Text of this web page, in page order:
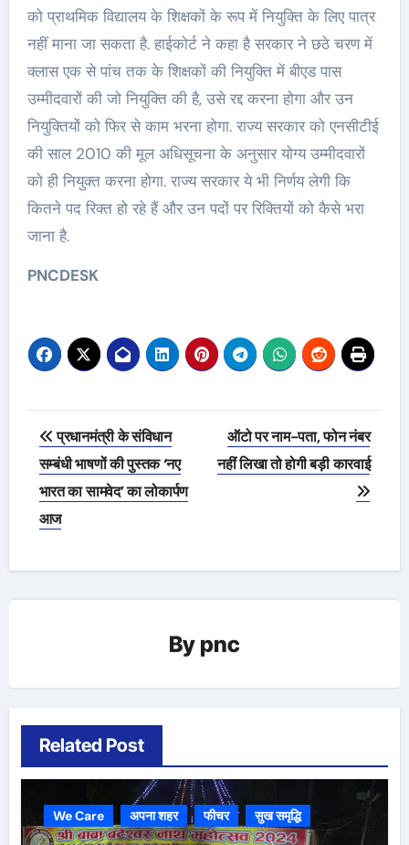
को प्राथमिक विद्यालय के शिक्षकों के रूप में नियुक्ति के लिए पात्र
नहीं माना जा सकता है. हाईकोर्ट ने कहा है सरकार ने छठे चरण में
क्लास एक से पांच तक के शिक्षकों की नियुक्ति में बीएड पास
उम्मीदवारों की जो नियुक्ति की है, उसे रद्द करना होगा और उन
नियुक्तियों को फिर से काम भरना होगा. राज्य सरकार को एनसीटीई
की साल 2010 की मूल अधिसूचना के अनुसार योग्य उम्मीदवारों
को ही नियुक्त करना होगा. राज्य सरकार ये भी निर्णय लेगी कि
कितने पद रिक्त हो रहे हैं और उन पदों पर रिक्तियों को कैसे भरा
जाना है.
PNCDESK
Post
navigation
प्रधानमंत्री के संविधान
सम्बंधी भाषणों की पुस्तक ‘नए
भारत का सामवेद’ का लोकार्पण
आज
ऑटो पर नाम-पता, फोन नंबर
नहीं लिखा तो होगी बड़ी कारवाई
By pnc
Related Post
We Care अपना शहर फीचर सुख समृद्धि